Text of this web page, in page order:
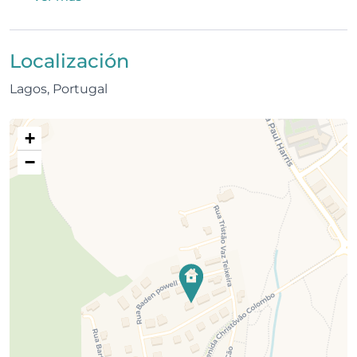
Localización
Lagos, Portugal
+
−